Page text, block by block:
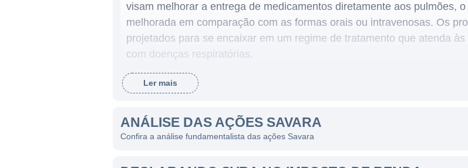
visam melhorar a entrega de medicamentos diretamente aos pulmões,
melhorada em comparação com as formas orais ou intravenosas. Os
projetados para se encaixar em um regime de tratamento que atenda
com doenças respiratórias.
PRINCIPAIS PRODUTOS E LINHAS DE NEGÓCIOS
A Savara tem vários produtos em seu portfólio, incluindo a AeroVanc,
tratamento de infecções pulmonares em pacientes com fibrose cística.
a entrega de medicamentos antimicrobianos diretamente no local da
Ler mais
ANÁLISE DAS AÇÕES SAVARA
Confira a análise fundamentalista das ações Savara